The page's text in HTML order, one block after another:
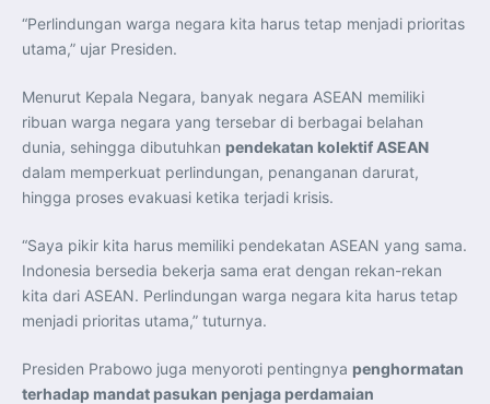
Stabilitas dan Dukung Pertumbuhan Ekonomi
Kepala BGN Sudaryono Tegaskan Komitmen Perkuat
Transparansi dan Akuntabilitas Program Makan Bergizi
Kepala Badan Gizi Nasional
Presiden Prabowo Lantik Sudaryono sebagai Kepala
Badan Gizi Nasional
Presiden Prabowo Tekankan Integritas dan Loyalitas
sebagai Pedoman Utama Perwira TNI-Polri
Presiden Prabowo Lantik 1.177 Perwira Remaja TNI-Polri
pada Upacara Praspa 2026
Mensesneg Tegaskan Komitmen Pemerintah Bangun
Penerbang T-50i Golden Eagle TNI AU Ikuti Latihan
DBFM dalam Pitch Black 2026 di Australia
“Perlindungan warga negara kita harus tetap menjadi prioritas
utama,” ujar Presiden.
Menurut Kepala Negara, banyak negara ASEAN memiliki
ribuan warga negara yang tersebar di berbagai belahan
dunia, sehingga dibutuhkan pendekatan kolektif ASEAN
dalam memperkuat perlindungan, penanganan darurat,
hingga proses evakuasi ketika terjadi krisis.
“Saya pikir kita harus memiliki pendekatan ASEAN yang sama.
Indonesia bersedia bekerja sama erat dengan rekan-rekan
kita dari ASEAN. Perlindungan warga negara kita harus tetap
menjadi prioritas utama,” tuturnya.
Presiden Prabowo juga menyoroti pentingnya penghormatan
terhadap mandat pasukan penjaga perdamaian